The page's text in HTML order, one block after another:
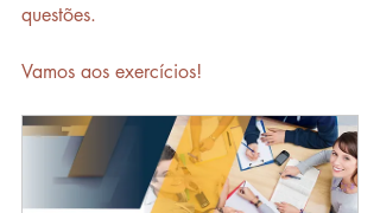
questões.
Vamos aos exercícios!